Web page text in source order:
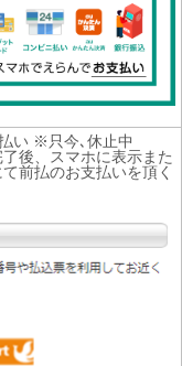
い ※只今､休止中
後、スマホに表示また
前払のお支払いを頂く